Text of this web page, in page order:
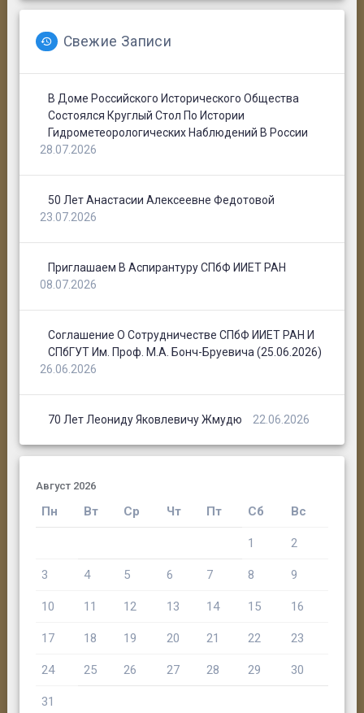
Свежие Записи
В Доме Российского Исторического Общества
Состоялся Круглый Стол По Истории
Гидрометеорологических Наблюдений В России
28.07.2026
50 Лет Анастасии Алексеевне Федотовой
23.07.2026
Приглашаем В Аспирантуру СПбФ ИИЕТ РАН
08.07.2026
Соглашение О Сотрудничестве СПбФ ИИЕТ РАН И
СПбГУТ Им. Проф. М.А. Бонч-Бруевича (25.06.2026)
26.06.2026
70 Лет Леониду Яковлевичу Жмудю 22.06.2026
Август 2026
Пн Вт Ср Чт Пт Сб Вс
1 2
3 4 5 6 7 8 9
10 11 12 13 14 15 16
17 18 19 20 21 22 23
24 25 26 27 28 29 30
31